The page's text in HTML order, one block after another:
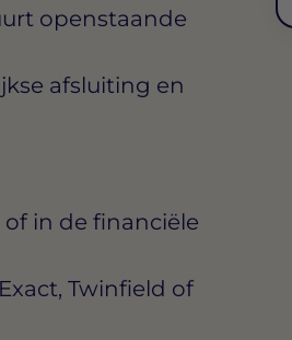
openstaande
afsluiting en
in de financiële
Twinfield of